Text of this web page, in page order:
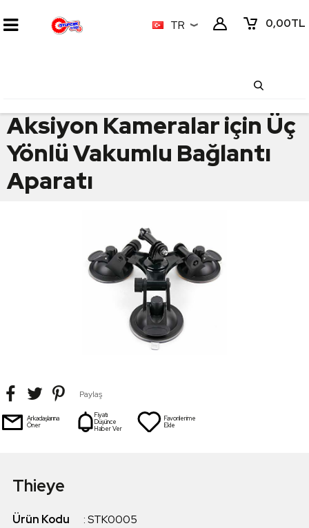
0,00TL
TR
Aksiyon Kameralar için Üç
Yönlü Vakumlu Bağlantı
Aparatı
Paylaş
Arkadaşlarına
Öner
Fiyatı
Düşünce
Haber Ver
Favorilerime
Ekle
Thieye
Ürün Kodu :STK0005